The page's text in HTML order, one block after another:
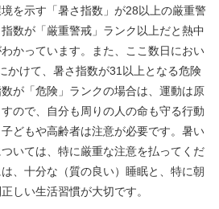
を示す「暑さ指数」が28以上の厳重警
数が「厳重警戒」ランク以上だと熱中
かっています。また、ここ数日におい
かけて、暑さ指数が31以上となる危険
が「危険」ランクの場合は、運動は原
ので、自分も周りの人の命も守る行動
どもや高齢者は注意が必要です。暑い
いては、特に厳重な注意を払ってくだ
、十分な（質の良い）睡眠と、特に朝
しい生活習慣が大切です。